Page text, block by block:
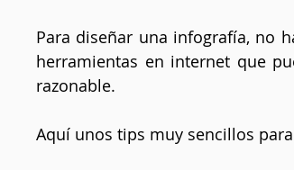
Para diseñar una infografía, no
herramientas en internet que
razonable.
Aquí unos tips muy sencillos